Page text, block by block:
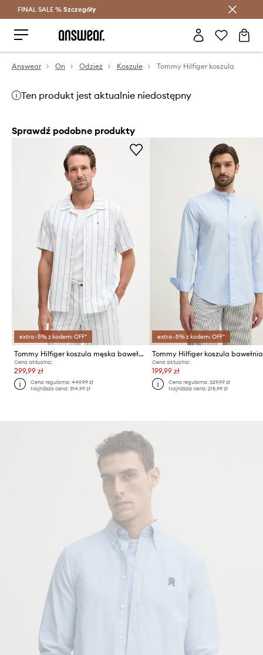
Oszczędzaj z Answear Club >
FINAL SALE % Szczegóły
Answear On Odzież Koszule Tommy Hilfiger koszula
Ten produkt jest aktualnie niedostępny
Sprawdź podobne produkty
extra -5% z kodem: OFF*
Tommy Hilfiger koszula męska bawełniana SUMMER
Cena aktualna:
299,99 zł
Cena regularna:449,99 zł
Najniższa cena:314,99 zł
extra -5% z kodem: OFF*
Tommy Hilfiger koszula
Cena aktualna:
199,99 zł
Cena regularna: 329,99 zł
Najniższa cena: 218,99 zł